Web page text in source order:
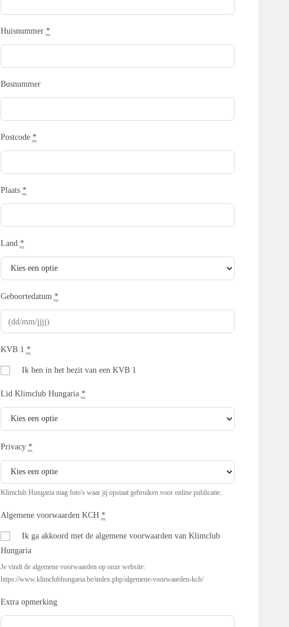
Huisnummer *
Busnummer
Postcode *
Plaats *
Land *
Geboortedatum *
KVB 1 *
Ik ben in het bezit van een KVB 1
Lid Klimclub Hungaria *
Privacy *
Klimclub Hungaria mag foto's waar jij opstaat gebruiken voor online publicatie.
Algemene voorwaarden KCH *
Ik ga akkoord met de algemene voorwaarden van Klimclub
Hungaria
Je vindt de algemene voorwaarden op onze website:
https://www.klimclubhungaria.be/index.php/algemene-voorwaarden-kch/
Extra opmerking